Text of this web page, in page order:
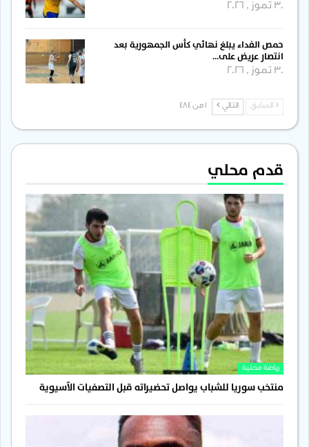
30 تموز , 2026
حمص الفداء يبلغ نهائي كأس الجمهورية بعد
انتصار عريض على…
30 تموز , 2026
السابق التالي
قدم محلي
رياضة محلية
منتخب سوريا للشباب يواصل تحضيراته قبل التصفيات الآسيوية